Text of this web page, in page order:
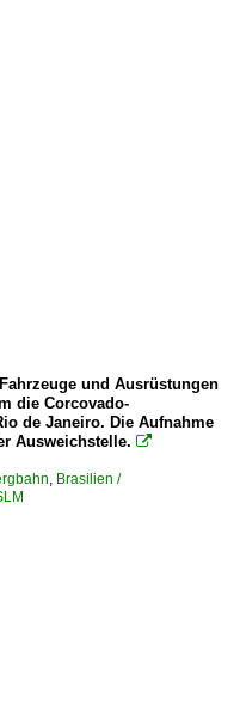
und Ausrüstungen
die Corcovado-
de Janeiro. Die Aufnahme
Ausweichstelle. 
Brasilien /